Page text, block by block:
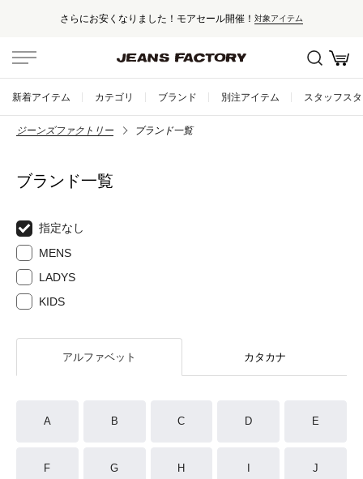
さらにお安くなりました！モアセール開催！ 対象アイテム
新着アイテム カテゴリ ブランド 別注アイテム スタッフス
ジーンズファクトリー ブランド一覧
ブランド一覧
指定なし
MENS
LADYS
KIDS
アルファベット カタカナ
A B C D E
F G H J